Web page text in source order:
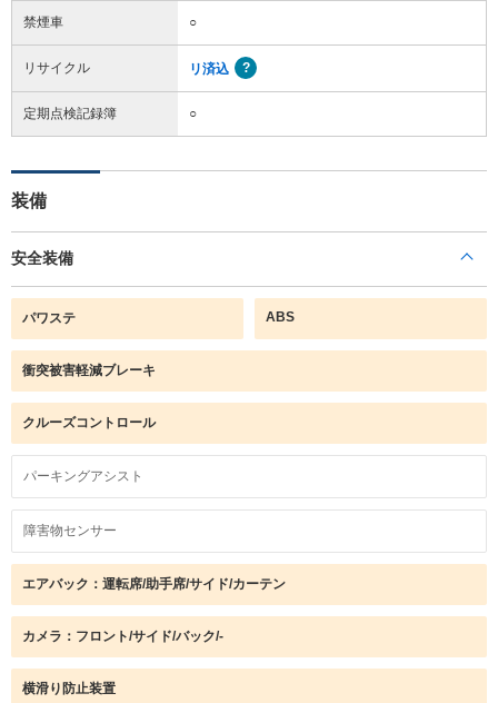
禁煙車 ○
リサイクル リ済込
定期点検記録簿 ○
装備
安全装備
パワステ ABS
衝突被害軽減ブレーキ
クルーズコントロール
パーキングアシスト
障害物センサー
エアバック：運転席/助手席/サイド/カーテン
カメラ：フロント/サイド/バック/-
横滑り防止装置